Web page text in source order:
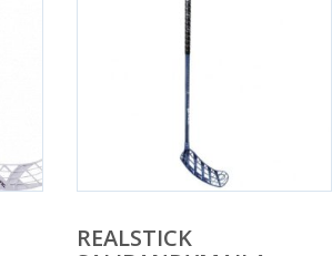
REALSTICK